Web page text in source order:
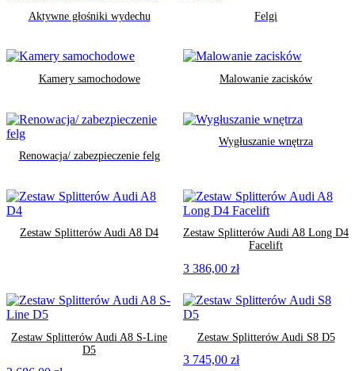
Aktywne głośniki wydechu Felgi
Kamery samochodowe Malowanie zacisków
Renowacja/ zabezpieczenie felg
Wygłuszanie wnętrza
Zestaw Splitterów Audi A8 D4
Zestaw Splitterów Audi A8 Long D4
Facelift
3 386,00 zł
Zestaw Splitterów Audi A8 S-Line
D5
Zestaw Splitterów Audi S8 D5
3 745,00 zł